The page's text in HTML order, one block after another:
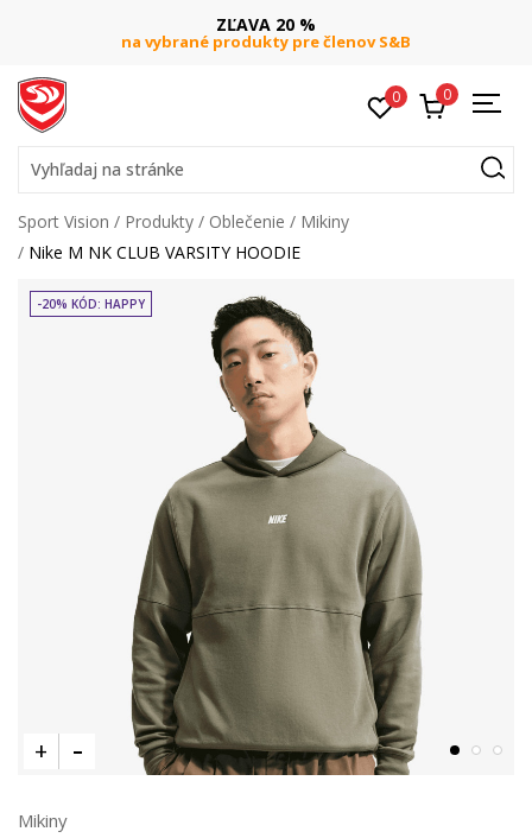
ZĽAVA 20 %
na vybrané produkty pre členov S&B
0 0
Vyhľadaj na stránke
Sport Vision Produkty Oblečenie
Mikiny
Nike M NK CLUB VARSITY HOODIE
-20% KÓD: HAPPY
Mikiny